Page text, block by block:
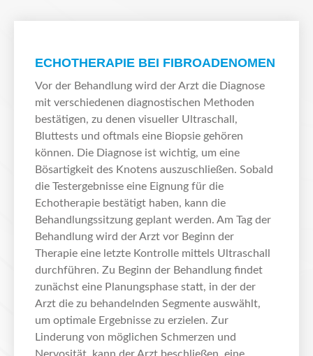
ECHOTHERAPIE BEI FIBROADENOMEN
Vor der Behandlung wird der Arzt die Diagnose
mit verschiedenen diagnostischen Methoden
bestätigen, zu denen visueller Ultraschall,
Bluttests und oftmals eine Biopsie gehören
können. Die Diagnose ist wichtig, um eine
Bösartigkeit des Knotens auszuschließen. Sobald
die Testergebnisse eine Eignung für die
Echotherapie bestätigt haben, kann die
Behandlungssitzung geplant werden. Am Tag der
Behandlung wird der Arzt vor Beginn der
Therapie eine letzte Kontrolle mittels Ultraschall
durchführen. Zu Beginn der Behandlung findet
zunächst eine Planungsphase statt, in der der
Arzt die zu behandelnden Segmente auswählt,
um optimale Ergebnisse zu erzielen. Zur
Linderung von möglichen Schmerzen und